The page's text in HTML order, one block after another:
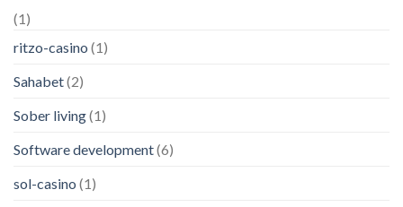
(1)
ritzo-casino (1)
Sahabet(2)
Sober living(1)
Software development(6)
sol-casino (1)